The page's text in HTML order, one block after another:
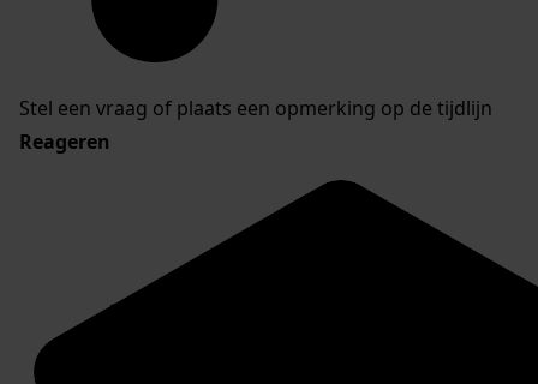
Stel een vraag of plaats een opmerking op de tijdlijn
Reageren